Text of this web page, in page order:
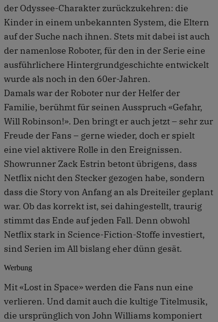
der Odyssee-Charakter zurückzukehren: die
Kinder in einem unbekannten System, die Eltern
auf der Suche nach ihnen. Stets mit dabei ist auch
der namenlose Roboter, für den in der Serie eine
ausführlichere Hintergrundgeschichte entwickelt
wurde als noch in den 60er-Jahren.
Damals war der Roboter nur der Helfer der
Familie, berühmt für seinen Ausspruch «Gefahr,
Will Robinson!». Den bringt er auch jetzt – sehr zur
Freude der Fans – gerne wieder, doch er spielt
eine viel aktivere Rolle in den Ereignissen.
Showrunner Zack Estrin betont übrigens, dass
Netflix nicht den Stecker gezogen habe, sondern
dass die Story von Anfang an als Dreiteiler geplant
war. Ob das korrekt ist, sei dahingestellt, traurig
stimmt das Ende auf jeden Fall. Denn obwohl
Netflix stark in Science-Fiction-Stoffe investiert,
sind Serien im All bislang eher dünn gesät.
Werbung
Mit «Lost in Space» werden die Fans nun eine
verlieren. Und damit auch die kultige Titelmusik,
die ursprünglich von John Williams komponiert